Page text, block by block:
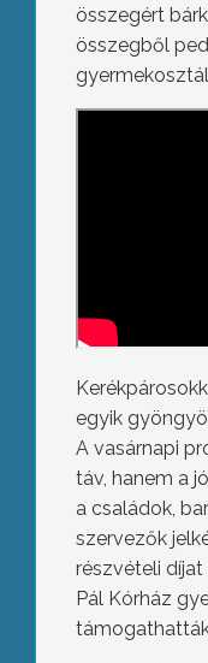
összegért
összegből
egyik
A vasárnapi
táv, hanem a
a családok,
szervezők
részvételi
Pál Kórház